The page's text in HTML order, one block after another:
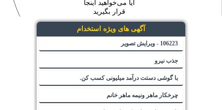
آیا می‌خواهید اینجا
قرار بگیرید
آگهی های ویژه استخدام
106223 - ویرایش تصویر
جذب نیرو
با گوشی دستت درآمد میلیونی کسب کن.
چرخکار ماهر ونیمه ماهر خانم